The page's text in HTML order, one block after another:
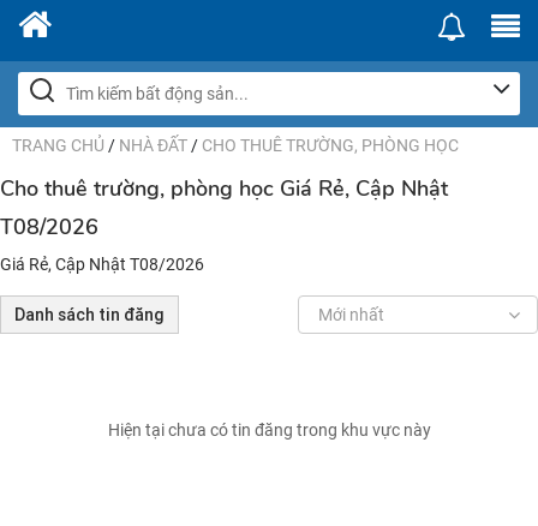
TRANG CHỦ / NHÀ ĐẤT / CHO THUÊ TRƯỜNG, PHÒNG HỌC
Cho thuê trường, phòng học Giá Rẻ, Cập Nhật
T08/2026
Giá Rẻ, Cập Nhật T08/2026
Danh sách tin đăng Mới nhất
Hiện tại chưa có tin đăng trong khu vực này